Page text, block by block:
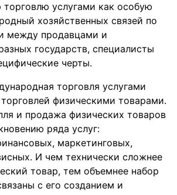
услугами как особую
хозяйственных связей по
между продавцами и
государств, специалисты
черты.
торговля услугами
физическими товарами.
и продажа физических товаров
ряда услуг:
маркетинговых,
И чем технически сложнее
товар, тем объемнее набор
с его созданием и